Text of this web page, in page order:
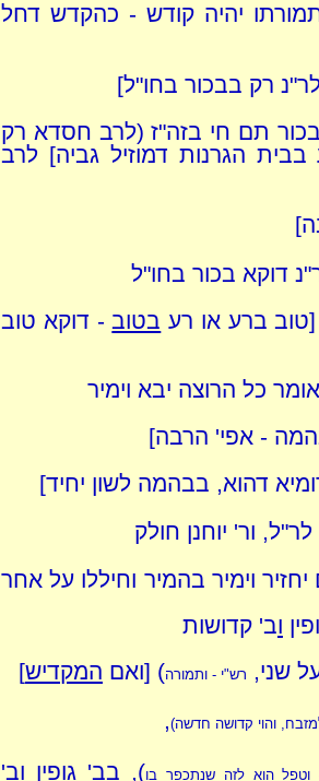
יהיה קודש - כהקדש דחל
לר"נ רק בבכור בחו"ל]
תם חי בזה"ז (לרב חסדא רק
הגרנות דמוזיל גביה] לרב
דוקא בכור בחו"ל
ברע או רע בטוב- דוקא טוב
כל הרוצה יבא וימיר
- אפי' הרבה]
דהוא, בבהמה לשון יחיד]
ור' יוחנן חולק
יחזיר וימיר בהמיר וחיללו על אחר
וב' קדושות
שני, רש"י - ותמורה) [ואם המקדיש]
והוי קדושה חדשה),
וטפל הוא לזה שנתכפר בו), בב' גופין וב'